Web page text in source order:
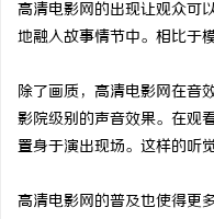
高清电影网的出现让观众可
地融入故事情节中。相比于
除了画质，高清电影网在音
影院级别的声音效果。在观
置身于演出现场。这样的听
高清电影网的普及也使得更